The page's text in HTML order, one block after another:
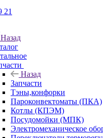
21
Назад
Назад
Запчасти
Тэны,конфорки
Пароконвектоматы (ПКА)
Котлы (КПЭМ)
Посудомойки (МПК)
Электромеханическое